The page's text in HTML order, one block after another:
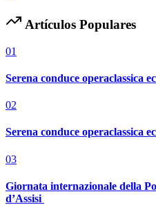
Artículos Populares
01
Serena conduce operaclassica
02
Serena conduce operaclassica
03
Giornata internazionale della
d’Assisi